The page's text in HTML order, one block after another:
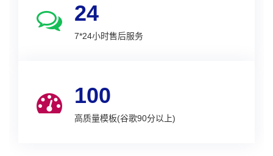
24
7*24小时售后服务
100
高质量模板(谷歌90分以上)